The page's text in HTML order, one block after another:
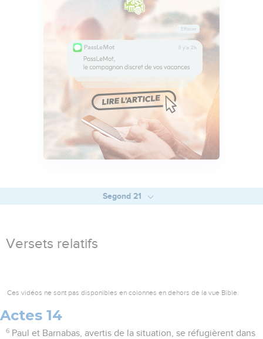
Segond 21
Versets relatifs
Ces vidéos ne sont pas disponibles en colonnes en dehors de la vue Bible.
Actes 14
6 Paul et Barnabas, avertis de la situation, se réfugièrent dans